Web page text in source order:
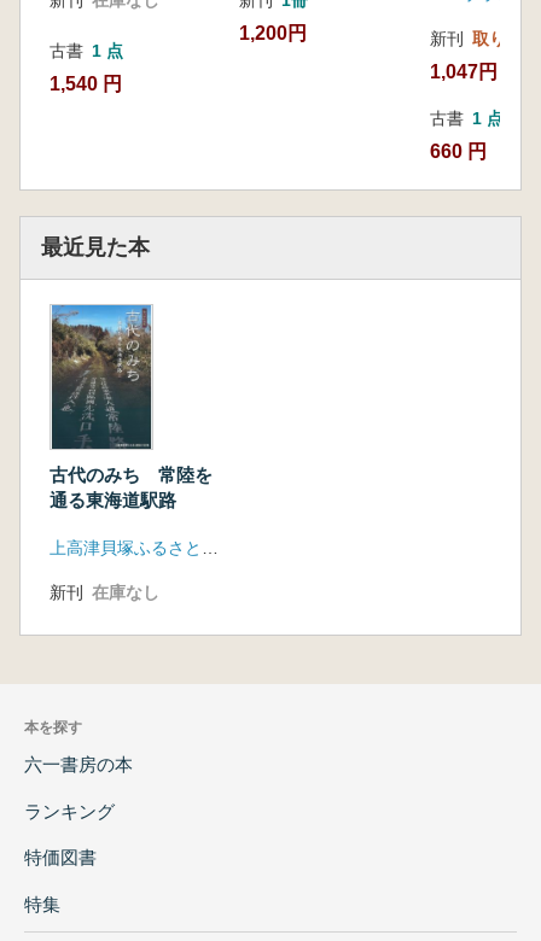
古書 1 点
1,540 円
1,200円 新刊 取り寄せ
1,047円
古書 1 点
660 円
最近見た本
古代のみち 常陸を
通る東海道駅路
新刊 在庫なし
本を探す
六一書房の本
ランキング
特価図書
特集